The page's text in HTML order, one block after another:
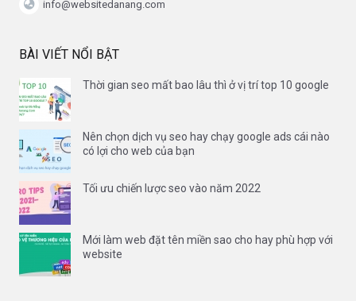
info@websitedanang.com
BÀI VIẾT NỔI BẬT
Thời gian seo mất bao lâu thì ở vị trí top 10 google
Nên chọn dịch vụ seo hay chạy google ads cái nào
có lợi cho web của bạn
Tối ưu chiến lược seo vào năm 2022
Mới làm web đặt tên miền sao cho hay phù hợp với
website